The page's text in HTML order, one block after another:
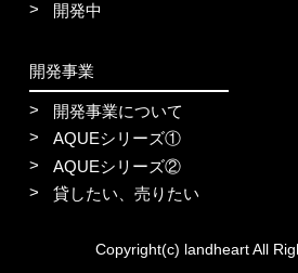
開発中
開発事業
開発事業について
AQUEシリーズ①
AQUEシリーズ②
貸したい、売りたい
Copyright(c) landheart All